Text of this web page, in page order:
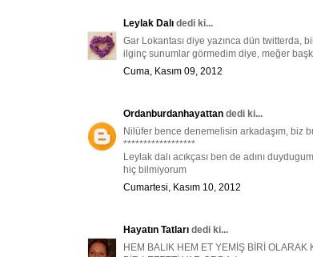
Leylak Dalı dedi ki...
Gar Lokantası diye yazınca dün twitterda,
ilginç sunumlar görmedim diye, meğer
Cuma, Kasım 09, 2012
Ordanburdanhayattan dedi ki...
Nilüfer bence denemelisin arkadaşım, biz
******************
Leylak dalı acıkçası ben de adını
hiç bilmiyorum
Cumartesi, Kasım 10, 2012
Hayatın Tatları dedi ki...
HEM BALIK HEM ET YEMİŞ BİRİ